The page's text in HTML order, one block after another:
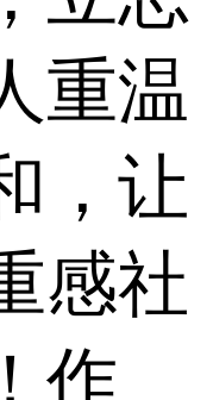
重温
，让
感社
作